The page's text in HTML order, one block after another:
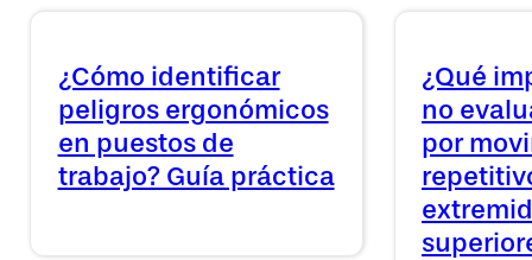
¿Cómo identificar
peligros ergonómicos
en puestos de
trabajo? Guía práctica
¿Qué
no
por